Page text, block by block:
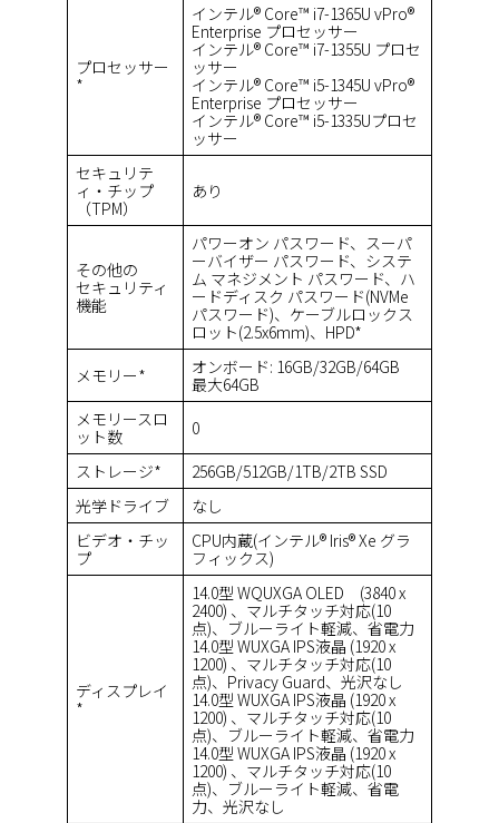
プロセッサー
*
インテル® Core™ i7-1365U vPro®
Enterprise プロセッサー
インテル® Core™ i7-1355U プロセ
ッサー
インテル® Core™ i5-1345U vPro®
Enterprise プロセッサー
インテル® Core™ i5-1335Uプロセ
ッサー
セキュリテ
ィ・チップ
（TPM）
あり
その他の
セキュリティ
機能
パワーオン パスワード、スーパ
ーバイザー パスワード、システ
ム マネジメント パスワード、ハ
ードディスク パスワード(NVMe
パスワード)、ケーブルロックス
ロット(2.5x6mm)、HPD*
メモリー*
オンボード: 16GB/32GB/64GB
最大64GB
メモリースロ
ット数
0
ストレージ*
256GB/512GB/1TB/2TB SSD
光学ドライブ
なし
ビデオ・チッ
プ
CPU内蔵(インテル® Iris® Xe グラ
フィックス)
ディスプレイ
*
14.0型 WQUXGA OLED (3840 x
2400) 、マルチタッチ対応(10
点)、ブルーライト軽減、省電力
14.0型 WUXGA IPS液晶 (1920 x
1200) 、マルチタッチ対応(10
点)、Privacy Guard、光沢なし
14.0型 WUXGA IPS液晶 (1920 x
1200) 、マルチタッチ対応(10
点)、ブルーライト軽減、省電力
14.0型 WUXGA IPS液晶 (1920 x
1200) 、マルチタッチ対応(10
点)、ブルーライト軽減、省電
力、光沢なし